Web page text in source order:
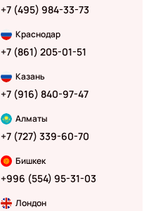
+7 (495) 984-33-73
Краснодар
+7 (861) 205-01-51
Казань
+7 (916) 840-97-47
Алматы
+7 (727) 339-60-70
Бишкек
+996 (554) 95-31-03
Лондон